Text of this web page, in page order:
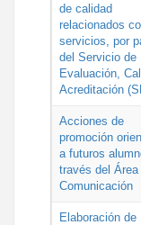
de calidad
relacionados
servicios, por
del Servicio de
Evaluación,
Acreditación
Acciones de
promoción
a futuros
través del Área
Comunicación
Elaboración de